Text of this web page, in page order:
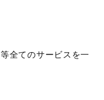
全てのサービスを一